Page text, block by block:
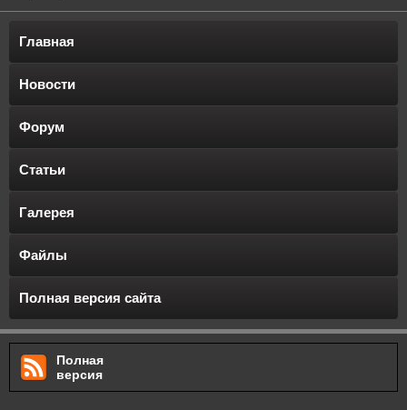
Главная
Новости
Форум
Статьи
Галерея
Файлы
Полная версия сайта
Полная
версия